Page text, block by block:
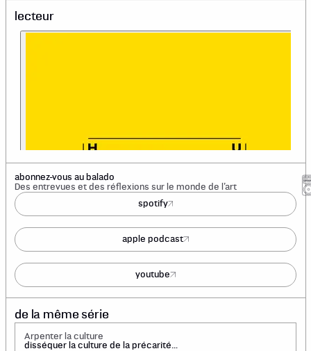
lecteur
abonnez-vous au balado
Des entrevues et des réflexions sur le monde de l’art
spotify
apple podcast
youtube
de la même série
Arpenter la culture
disséquer la culture de la précarité